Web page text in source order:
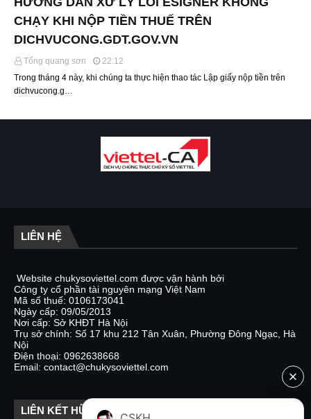
CHẠY KHI NỘP TIỀN THUẾ TRÊN
DICHVUCONG.GDT.GOV.VN
Tống quang sơn
22:12
Trong tháng 4 này, khi chúng ta thực hiện thao tác Lập giấy nộp tiền trên
dichvucong.g…
LIÊN HỆ
Website chukysoviettel.com được vận hành bởi
Công ty cổ phần tài nguyên mạng Việt Nam
Mã số thuế: 0106173041
Ngày cấp: 09/05/2013
Nơi cấp: Sở KHĐT Hà Nội
Trụ sở chính: Số 17 khu 212 Tân Xuân, Phường Đông Ngạc, Hà
Nội
Điện thoại: 0962638668
Email: contact@chukysoviettel.com
LIÊN KẾT HỮU ÍCH